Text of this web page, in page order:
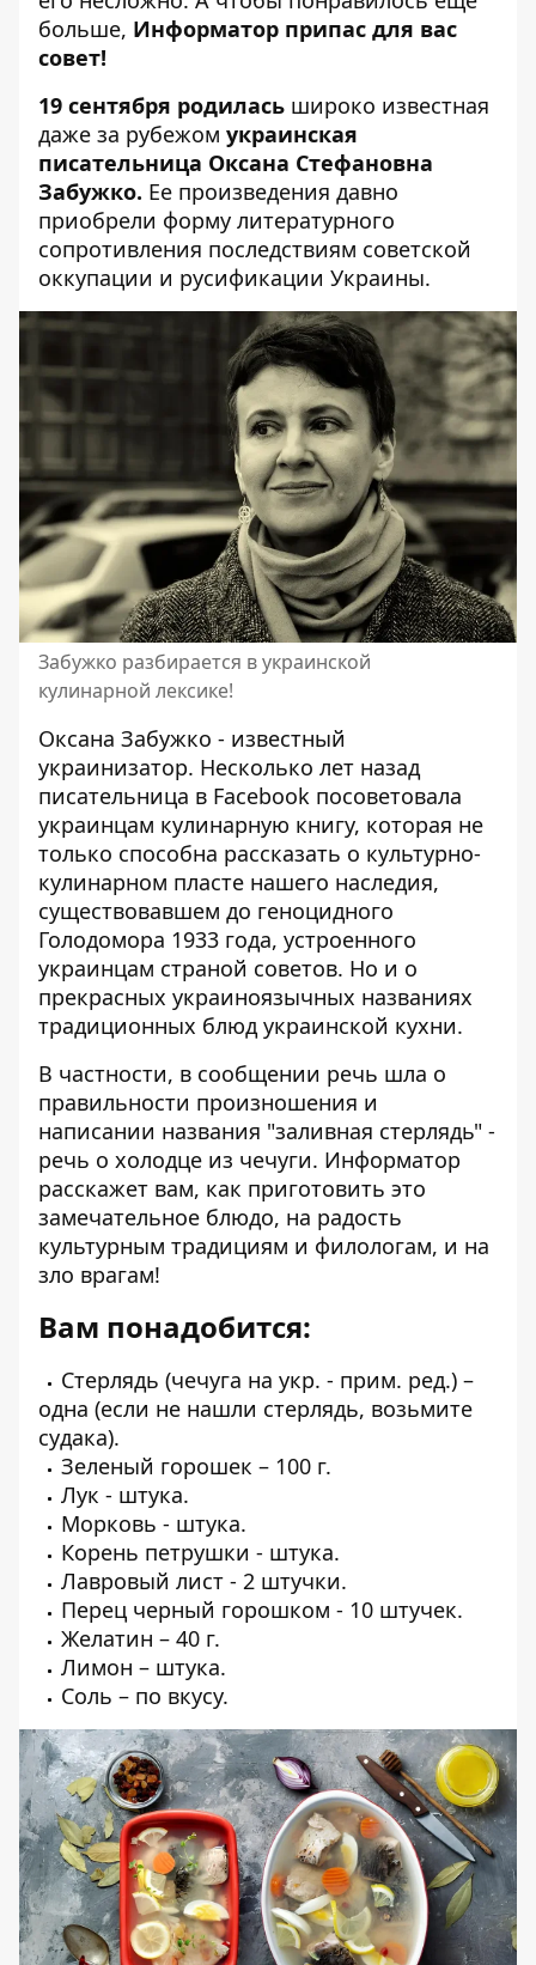
больше, Информатор припас для вас
совет!
19 сентября родилась широко известная
даже за рубежом украинская
писательница Оксана Стефановна
Забужко. Ее произведения давно
приобрели форму литературного
сопротивления последствиям советской
оккупации и русификации Украины.
Забужко разбирается в украинской
кулинарной лексике!
Оксана Забужко - известный
украинизатор. Несколько лет назад
писательница в Facebook посоветовала
украинцам кулинарную книгу, которая не
только способна рассказать о культурно-
кулинарном пласте нашего наследия,
существовавшем до геноцидного
Голодомора 1933 года, устроенного
украинцам страной советов. Но и о
прекрасных украиноязычных названиях
традиционных блюд украинской кухни.
В частности, в сообщении речь шла о
правильности произношения и
написании названия "заливная стерлядь" -
речь о холодце из чечуги. Информатор
расскажет вам, как приготовить это
замечательное блюдо, на радость
культурным традициям и филологам, и на
зло врагам!
Вам понадобится:
Стерлядь (чечуга на укр. - прим. ред.) –
одна (если не нашли стерлядь, возьмите
судака).
Зеленый горошек – 100 г.
Лук - штука.
Морковь - штука.
Корень петрушки - штука.
Лавровый лист - 2 штучки.
Перец черный горошком - 10 штучек.
Желатин – 40 г.
Лимон – штука.
Соль – по вкусу.